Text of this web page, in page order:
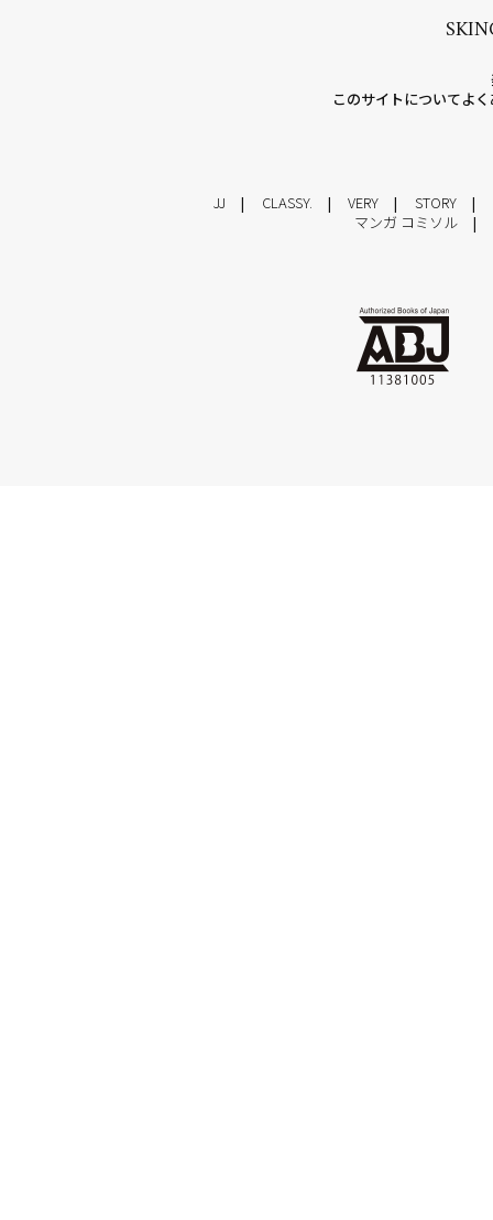
このサイトについてよ
JJ CLASSY. VERY STORY
マンガ コミソル